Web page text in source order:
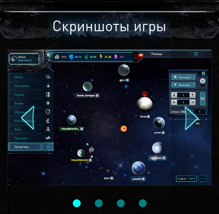
Скриншоты игры